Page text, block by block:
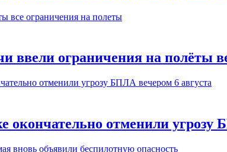
ввели ограничения на полёты
окончательно отменили угрозу